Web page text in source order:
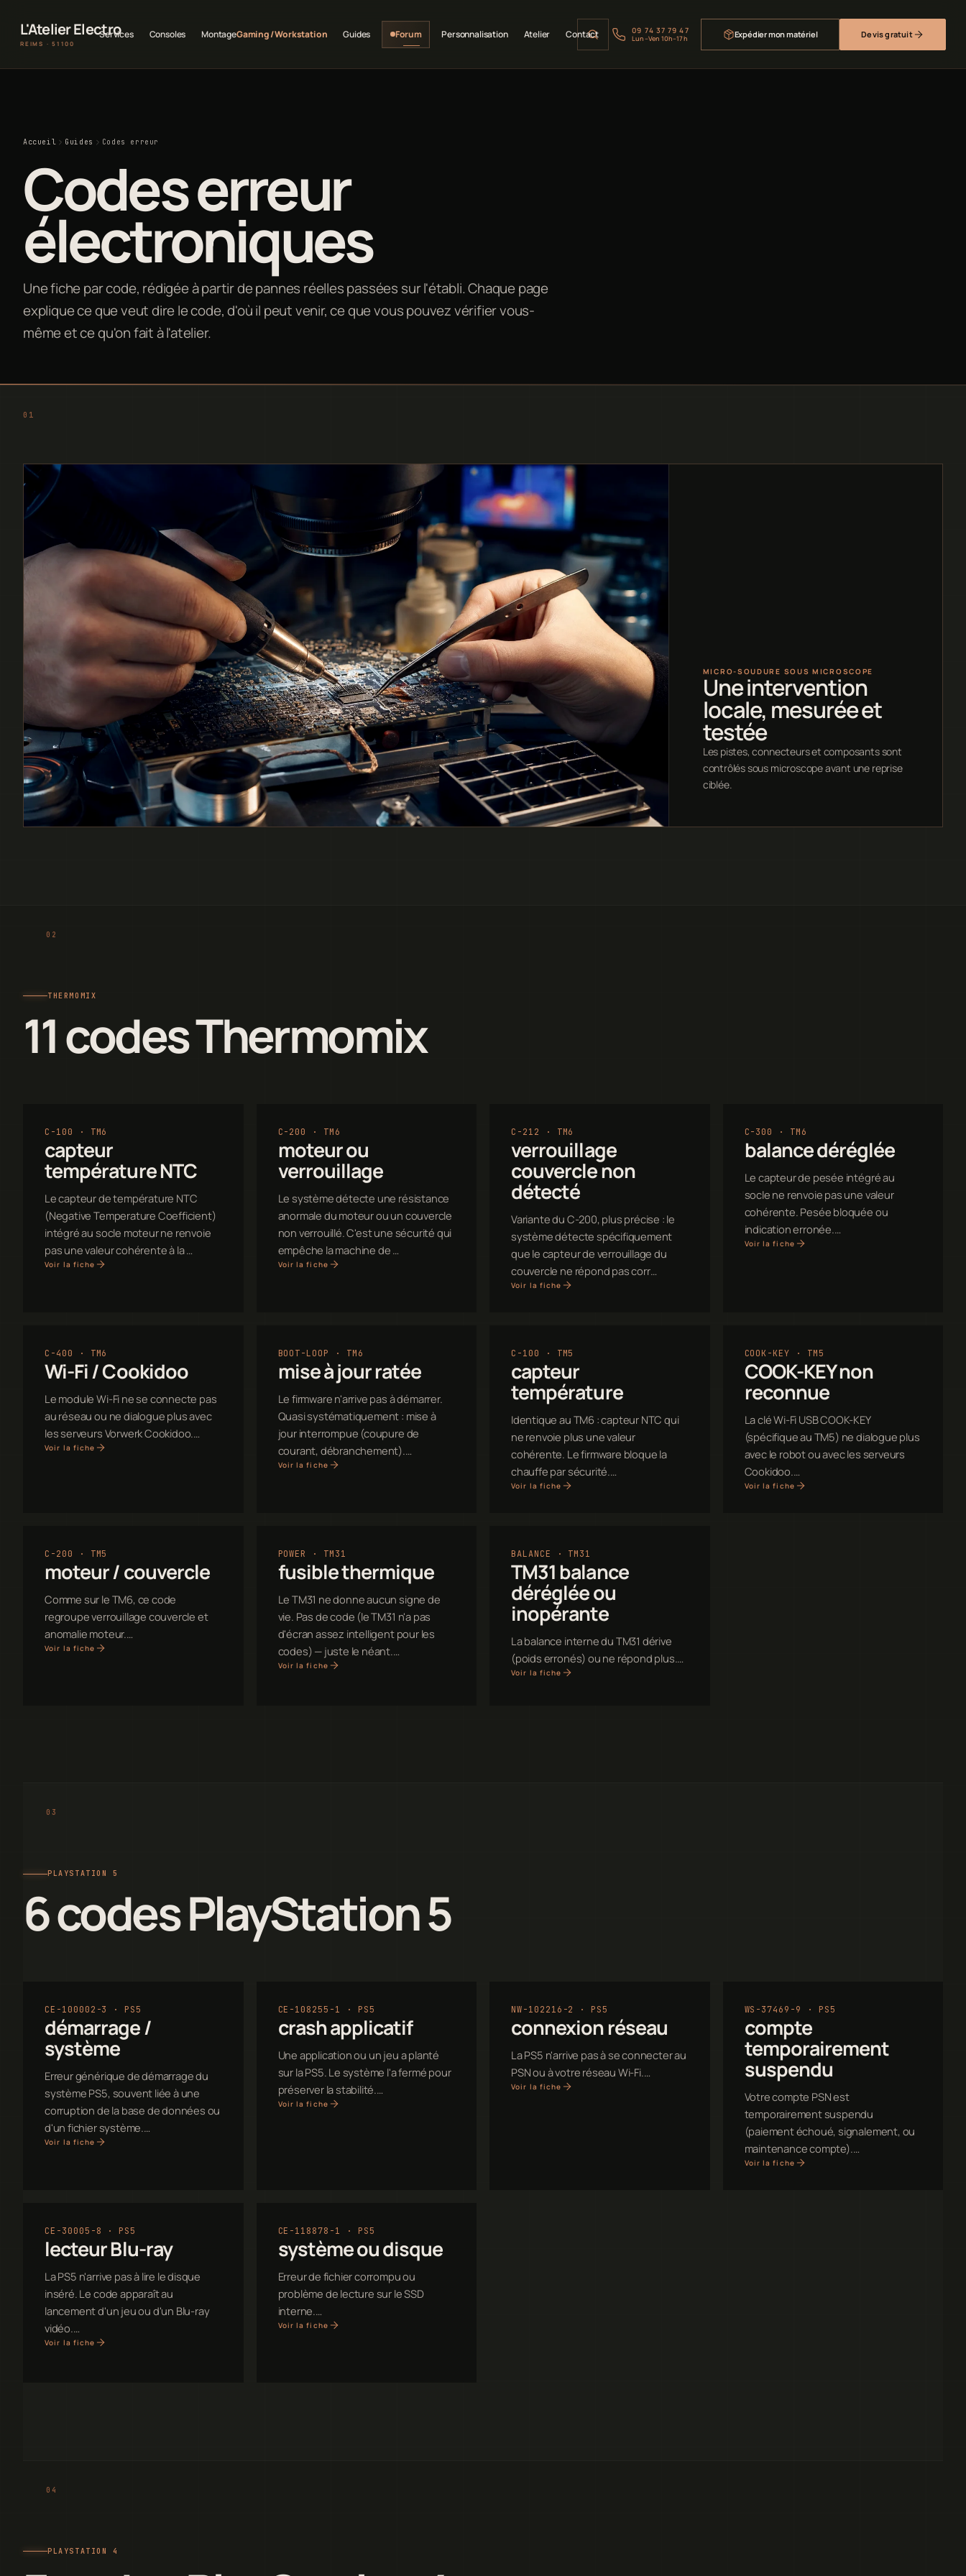
L'Atelier Electro
REIMS · 51100
Services Consoles MontageGaming / Workstation Guides Forum Personnalisation Atelier Contact 09 74 37 79 47
Lun–Ven 10h–17h Expédier mon matériel Devis gratuit
Accueil Guides Codes erreur
Codes erreur
électroniques
Une fiche par code, rédigée à partir de pannes réelles passées sur l'établi. Chaque page
explique ce que veut dire le code, d'où il peut venir, ce que vous pouvez vérifier vous-
même et ce qu'on fait à l'atelier.
MICRO-SOUDURE SOUS MICROSCOPE
Une intervention
locale, mesurée et
testée
Les pistes, connecteurs et composants sont
contrôlés sous microscope avant une reprise
ciblée.
THERMOMIX
11 codes Thermomix
C-100 · TM6
capteur
température NTC
Le capteur de température NTC
(Negative Temperature Coefficient)
intégré au socle moteur ne renvoie
pas une valeur cohérente à la …
Voir la fiche
C-200 · TM6
moteur ou
verrouillage
Le système détecte une résistance
anormale du moteur ou un couvercle
non verrouillé. C'est une sécurité qui
empêche la machine de …
Voir la fiche
C-212 · TM6
verrouillage
couvercle non
détecté
Variante du C-200, plus précise : le
système détecte spécifiquement
que le capteur de verrouillage du
couvercle ne répond pas corr…
Voir la fiche
C-300 · TM6
balance déréglée
Le capteur de pesée intégré au
socle ne renvoie pas une valeur
cohérente. Pesée bloquée ou
indication erronée.…
Voir la fiche
C-400 · TM6
Wi-Fi / Cookidoo
Le module Wi-Fi ne se connecte pas
au réseau ou ne dialogue plus avec
les serveurs Vorwerk Cookidoo.…
Voir la fiche
BOOT-LOOP · TM6
mise à jour ratée
Le firmware n'arrive pas à démarrer.
Quasi systématiquement : mise à
jour interrompue (coupure de
courant, débranchement).…
Voir la fiche
C-100 · TM5
capteur
température
Identique au TM6 : capteur NTC qui
ne renvoie plus une valeur
cohérente. Le firmware bloque la
chauffe par sécurité.…
Voir la fiche
COOK-KEY · TM5
COOK-KEY non
reconnue
La clé Wi-Fi USB COOK-KEY
(spécifique au TM5) ne dialogue plus
avec le robot ou avec les serveurs
Cookidoo.…
Voir la fiche
C-200 · TM5
moteur / couvercle
Comme sur le TM6, ce code
regroupe verrouillage couvercle et
anomalie moteur.…
Voir la fiche
POWER · TM31
fusible thermique
Le TM31 ne donne aucun signe de
vie. Pas de code (le TM31 n'a pas
d'écran assez intelligent pour les
codes) — juste le néant.…
Voir la fiche
BALANCE · TM31
TM31 balance
déréglée ou
inopérante
La balance interne du TM31 dérive
(poids erronés) ou ne répond plus.…
Voir la fiche
PLAYSTATION 5
6 codes PlayStation 5
CE-100002-3 · PS5
démarrage /
système
Erreur générique de démarrage du
système PS5, souvent liée à une
corruption de la base de données ou
d'un fichier système.…
Voir la fiche
CE-108255-1 · PS5
crash applicatif
Une application ou un jeu a planté
sur la PS5. Le système l'a fermé pour
préserver la stabilité.…
Voir la fiche
NW-102216-2 · PS5
connexion réseau
La PS5 n'arrive pas à se connecter au
PSN ou à votre réseau Wi-Fi.…
Voir la fiche
WS-37469-9 · PS5
compte
temporairement
suspendu
Votre compte PSN est
temporairement suspendu
(paiement échoué, signalement, ou
maintenance compte).…
Voir la fiche
CE-30005-8 · PS5
lecteur Blu-ray
La PS5 n'arrive pas à lire le disque
inséré. Le code apparaît au
lancement d'un jeu ou d'un Blu-ray
vidéo.…
Voir la fiche
CE-118878-1 · PS5
système ou disque
Erreur de fichier corrompu ou
problème de lecture sur le SSD
interne.…
Voir la fiche
PLAYSTATION 4